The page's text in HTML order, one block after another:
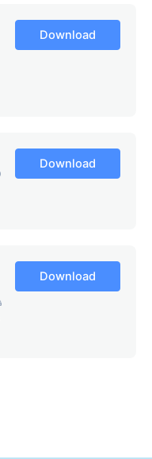
Download
Download
Download